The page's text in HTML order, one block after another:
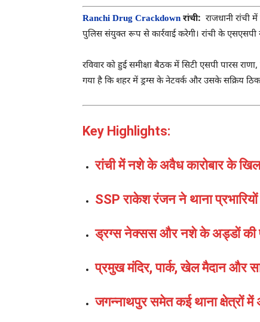
Ranchi Drug Crackdown रांची: राजधानी रांची
पुलिस संयुक्त रूप से कार्रवाई करेगी। रांची के एसएसपी
रविवार को हुई समीक्षा बैठक में सिटी एसपी पारस राणा,
गया है कि शहर में ड्रग्स के नेटवर्क और उसके सक्रिय
Key Highlights:
रांची में नशे के अवैध कारोबार के
SSP राकेश रंजन ने थाना प्रभारियों
ड्रग्स नेक्सस और नशे के अड्डों की
प्रमुख मंदिर, पार्क, खेल मैदान और
जगन्नाथपुर समेत कई थाना क्षेत्रों